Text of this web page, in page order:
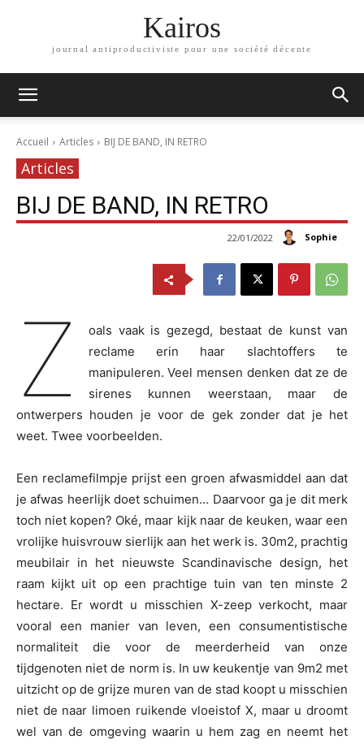
Kairos
journal antiproductiviste pour une société décente
Accueil Articles BIJ DE BAND, IN RETRO
Articles
BIJ DE BAND, IN RETRO
Sophie
22/01/2022
Z
oals vaak is gezegd, bestaat de kunst van
reclame erin haar slachtoffers te
manipuleren. Veel mensen denken dat ze de
sirenes kunnen weerstaan, maar de
ontwerpers houden je voor de gek zonder dat je het
weet. Twee voorbeelden.
Een reclamefilmpje prijst een groen afwasmiddel aan dat
je afwas heerlijk doet schuimen… Daarvoor ga je dit merk
toch niet kopen? Oké, maar kijk naar de keuken, waar een
vrolijke huisvrouw sierlijk aan het werk is. 30m2, prachtig
meubilair in het nieuwste Scandinavische design, het
raam kijkt uit op een prachtige tuin van ten minste 2
hectare. Er wordt u misschien X-zeep verkocht, maar
vooral een manier van leven, een consumentistische
normaliteit die voor de meerderheid van onze
tijdgenoten niet de norm is. In uw keukentje van 9m2 met
uitzicht op de grijze muren van de stad koopt u misschien
niet de naar limoen ruikende vloeistof X, maar u droomt
wel van de omgeving waarin u hem zag en neemt het